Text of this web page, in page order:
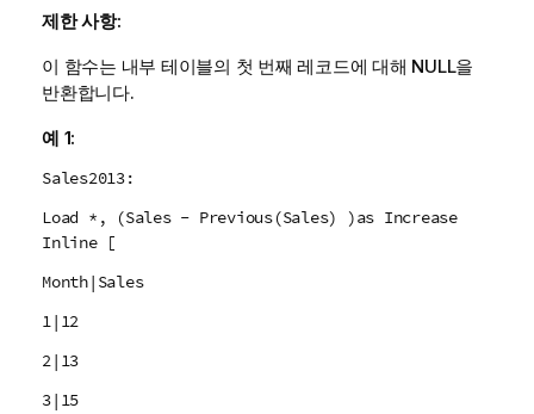
제한 사항:
이 함수는 내부 테이블의 첫 번째 레코드에 대해 NULL을
반환합니다.
예 1:
Sales2013:
Load *, (Sales - Previous(Sales) )as Increase
Inline [
Month|Sales
1|12
2|13
3|15